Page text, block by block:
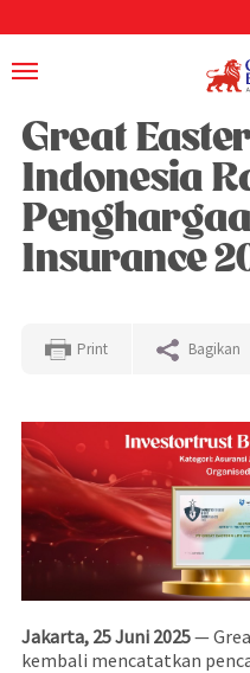
Great
Indonesia
Insurance
Print Bagikan
Jakarta, 25 Juni 2025—
kembali mencatatkan